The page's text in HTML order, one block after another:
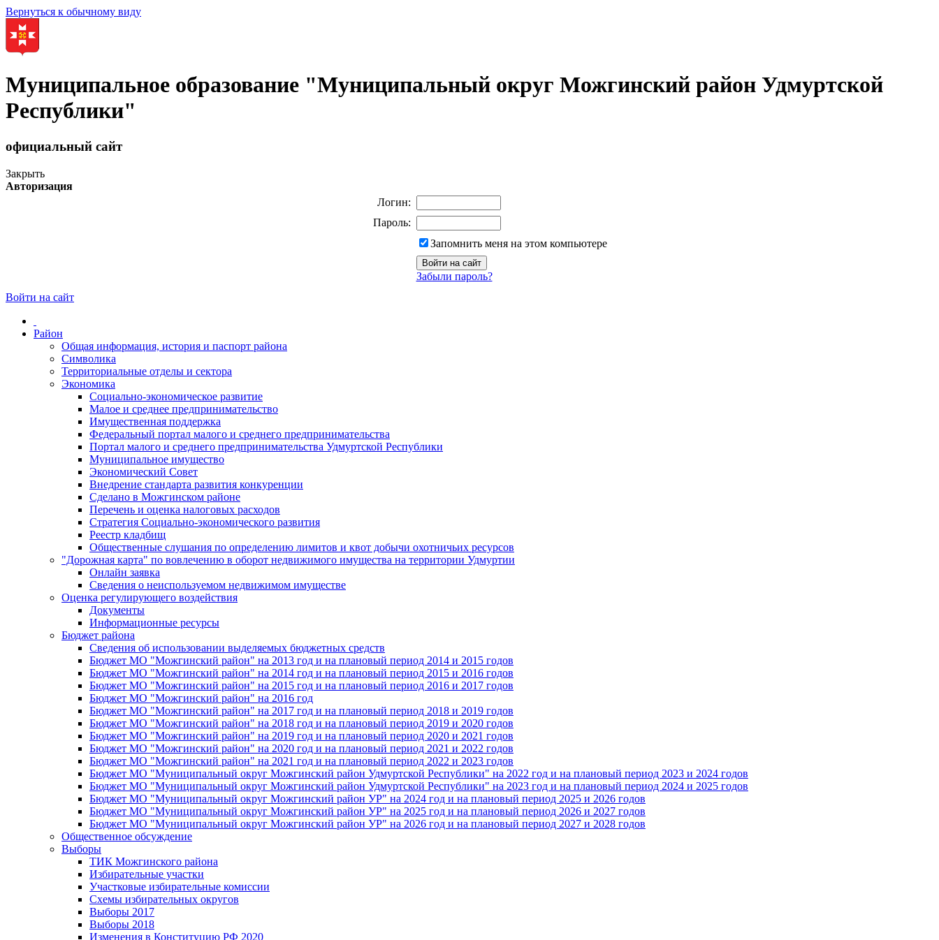
Вернуться к обычному виду
Муниципальное образование "Муниципальный округ Можгинский район Удмуртской
Республики"
официальный сайт
Закрыть
Авторизация
Логин:
Пароль:
Запомнить меня на этом компьютере
Забыли пароль?
Войти на сайт
Район
Общая информация, история и паспорт района
Символика
Территориальные отделы и сектора
Экономика
Социально-экономическое развитие
Малое и среднее предпринимательство
Имущественная поддержка
Федеральный портал малого и среднего предпринимательства
Портал малого и среднего предпринимательства Удмуртской Республики
Муниципальное имущество
Экономический Совет
Внедрение стандарта развития конкуренции
Сделано в Можгинском районе
Перечень и оценка налоговых расходов
Стратегия Социально-экономического развития
Реестр кладбищ
Общественные слушания по определению лимитов и квот добычи охотничьих ресурсов
"Дорожная карта" по вовлечению в оборот недвижимого имущества на территории Удмуртии
Онлайн заявка
Сведения о неиспользуемом недвижимом имуществе
Оценка регулирующего воздействия
Документы
Информационные ресурсы
Бюджет района
Сведения об использовании выделяемых бюджетных средств
Бюджет МО "Можгинский район" на 2013 год и на плановый период 2014 и 2015 годов
Бюджет МО "Можгинский район" на 2014 год и на плановый период 2015 и 2016 годов
Бюджет МО "Можгинский район" на 2015 год и на плановый период 2016 и 2017 годов
Бюджет МО "Можгинский район" на 2016 год
Бюджет МО "Можгинский район" на 2017 год и на плановый период 2018 и 2019 годов
Бюджет МО "Можгинский район" на 2018 год и на плановый период 2019 и 2020 годов
Бюджет МО "Можгинский район" на 2019 год и на плановый период 2020 и 2021 годов
Бюджет МО "Можгинский район" на 2020 год и на плановый период 2021 и 2022 годов
Бюджет МО "Можгинский район" на 2021 год и на плановый период 2022 и 2023 годов
Бюджет МО "Муниципальный округ Можгинский район Удмуртской Республики" на 2022 год и на плановый период 2023 и 2024 годов
Бюджет МО "Муниципальный округ Можгинский район Удмуртской Республики" на 2023 год и на плановый период 2024 и 2025 годов
Бюджет МО "Муниципальный округ Можгинский район УР" на 2024 год и на плановый период 2025 и 2026 годов
Бюджет МО "Муниципальный округ Можгинский район УР" на 2025 год и на плановый период 2026 и 2027 годов
Бюджет МО "Муниципальный округ Можгинский район УР" на 2026 год и на плановый период 2027 и 2028 годов
Общественное обсуждение
Выборы
ТИК Можгинского района
Избирательные участки
Участковые избирательные комиссии
Схемы избирательных округов
Выборы 2017
Выборы 2018
Изменения в Конституцию РФ 2020